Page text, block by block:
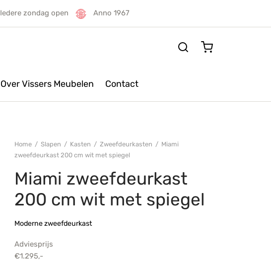
Iedere zondag open Anno 1967
Over Vissers Meubelen Contact
Home / Slapen / Kasten / Zweefdeurkasten / Miami
zweefdeurkast 200 cm wit met spiegel
Miami zweefdeurkast
200 cm wit met spiegel
Moderne zweefdeurkast
Adviesprijs
€1.295,-